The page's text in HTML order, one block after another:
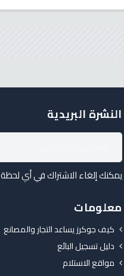
النشرة البريدية
يمكنك إلغاء الاشتراك في أي لحظة
معلومات
كيف جوكرز يساعد التجار والمصانع
دليل تسجيل البائع
مواقع الاستلام